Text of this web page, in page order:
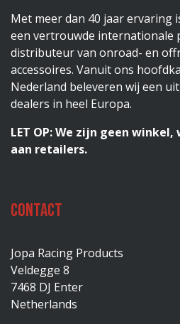
Met meer dan 40 jaar ervaring
een vertrouwde internationale
distributeur van onroad- en
accessoires. Vanuit ons
Nederland beleveren wij een
dealers in heel Europa.
LET OP: We zijn geen
aan retailers.
Contact
Jopa Racing Products
Veldegge 8
7468 DJ Enter
Netherlands